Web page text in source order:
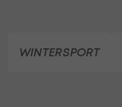
WINTERSPORT